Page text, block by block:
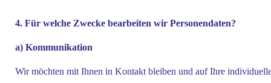
4. Für welche Zwecke bearbeiten wir Personendaten?
a) Kommunikation
Wir möchten mit Ihnen in Kontakt bleiben und auf Ihre